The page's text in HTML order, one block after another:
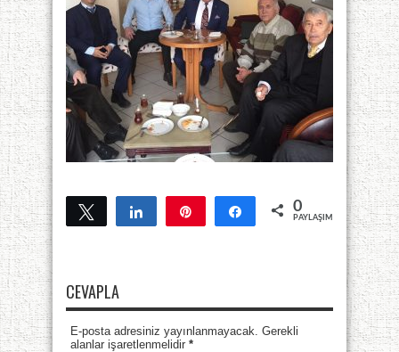
Tweetle Paylaş Paylaş 0
PAYLAŞIMLAR
CEVAPLA
E-posta adresiniz yayınlanmayacak. Gerekli
alanlar işaretlenmelidir *